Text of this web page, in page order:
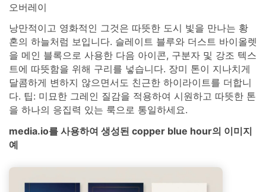
오버레이
낭만적이고 영화적인 그것은 따뜻한 도시 빛을 만나는 황
혼의 하늘처럼 보입니다. 슬레이트 블루와 더스트 바이올렛
을 메인 블록으로 사용한 다음 아이콘, 구분자 및 강조 텍스
트에 따뜻함을 위해 구리를 넣습니다. 장미 톤이 지나치게
달콤하게 변하지 않으면서도 친근한 하이라이트를 더합니
다. 팁: 미묘한 그레인 질감을 적용하여 시원하고 따뜻한 톤
을 하나의 응집력 있는 룩으로 통일하세요.
media.io를 사용하여 생성된 copper blue hour의 이미지
예